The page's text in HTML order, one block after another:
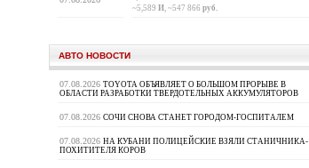
~5,589 И, ~547 866 руб.
АВТО НОВОСТИ
07.08.2026 TOYOTA ОБЪЯВЛЯЕТ О БОЛЬШОМ ПРОРЫВЕ В
ОБЛАСТИ РАЗРАБОТКИ ТВЕРДОТЕЛЬНЫХ АККУМУЛЯТОРОВ
07.08.2026 СОЧИ СНОВА СТАНЕТ ГОРОДОМ-ГОСПИТАЛЕМ
07.08.2026 НА КУБАНИ ПОЛИЦЕЙСКИЕ ВЗЯЛИ СТАНИЧНИКА-
ПОХИТИТЕЛЯ КОРОВ